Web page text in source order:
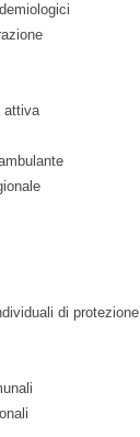
attiva
di protezione